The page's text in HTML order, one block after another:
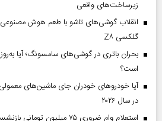
زیرساخت‌های واقعی
انقلاب گوشی‌های تاشو‌ با طعم هوش
گلکسی Z۸
است؟
آیا خودروهای خودران جای ماشین‌های
در سال ۲۰۲۶
استعلام وام ضروری ۷۵